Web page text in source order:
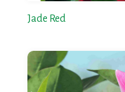
Jade Red